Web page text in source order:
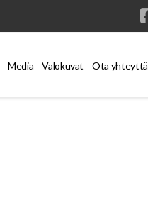
Media Valokuvat Ota yhteyttä